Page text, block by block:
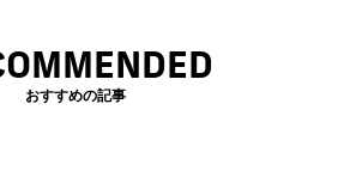
おすすめの記事